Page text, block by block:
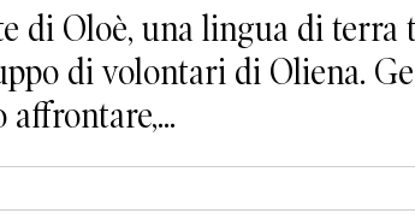
di Oloè, una lingua di terra
di volontari di Oliena.